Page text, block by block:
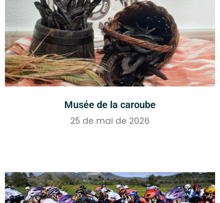
Musée de la caroube
25 de mai de 2026